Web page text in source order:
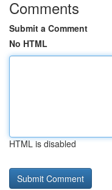
Comments
Submit a Comment
No HTML
HTML is disabled